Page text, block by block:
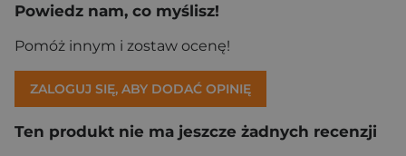
Powiedz nam, co myślisz!
Pomóż innym i zostaw ocenę!
ZALOGUJ SIĘ, ABY DODAĆ OPINIĘ
Ten produkt nie ma jeszcze żadnych recenzji